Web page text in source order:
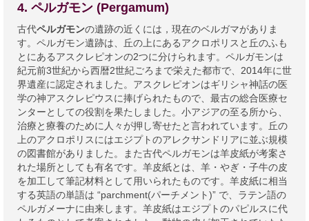
4. ペルガモン (Pergamum)
古代ペルガモンの遺跡の近くには，現在のベルガマがありま
す。ペルガモン遺跡は、丘の上にあるアクロポリスと丘のふも
とにあるアスクレピオンの2つに分けられます。ペルガモンは
紀元前3世紀から西暦2世紀ごろまで栄えた都市で、2014年に世
界遺産に認定されました。アスクレピオンはギリシャ神話の医
学の神アスクレピウスに捧げられたもので、最古の総合医療セ
ンターとしての役割を果たしました。小アジアの至る所から、
治療と療養のために人々が押し寄せたと言われています。丘の
上のアクロポリスにはエジプトのアレクサンドリアに並ぶ規模
の図書館がありました。また古代ペルガモンは羊皮紙が考案さ
れた場所としても有名です。羊皮紙とは、羊・やぎ・子牛の皮
を加工して筆記材料として用いられたものです。羊皮紙に相当
する英語の単語は “parchment(パーチメント)” で、ラテン語の
ペルガメーナに由来します。羊皮紙はエジプトのパピルスに代